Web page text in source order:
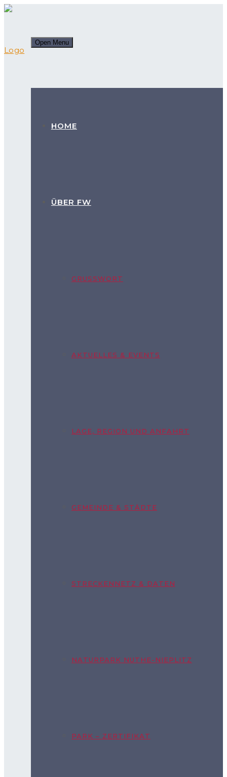
Open Menu
HOME
ÜBER FW
GRUSSWORT
AKTUELLES & EVENTS
LAGE, REGION UND ANFAHRT
GEMEINDE & STÄDTE
STRECKENNETZ & DATEN
NATURPARK NUTHE-NIEPLITZ
PARK – ZERTIFIKAT